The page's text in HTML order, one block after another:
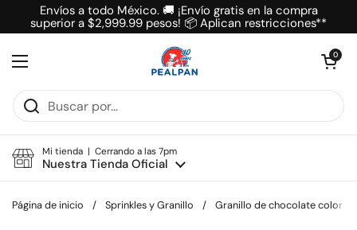
Ir al contenido
Envíos a todo México. 🚚 ¡Envío gratis en la compra
superior a $2,999.99 pesos! 📦 Aplican restricciones**
Abrir menú
Abrir carrito
0
Mi tienda | Cerrando a las 7pm
Nuestra Tienda Oficial
Página de inicio / Sprinkles y Granillo / Granillo de chocolate color